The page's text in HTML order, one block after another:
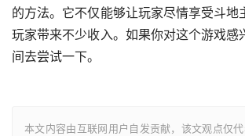
的方法。它不仅能够让玩家尽情享受斗地
玩家带来不少收入。如果你对这个游戏感
间去尝试一下。
本文内容由互联网用户自发贡献，该文观点仅